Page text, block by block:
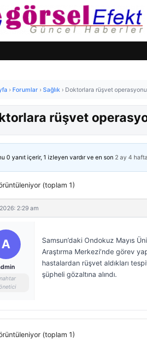
› Forumlar › Sağlık › Doktorlara rüşvet
rüşvet
0 yanıt içerir, 1 izleyen vardır ve en son 2 ay 4
(toplam 1)
2:29 am
A
Samsun’daki Ondokuz Mayıs
Araştırma Merkezi’nde görev
hastalardan rüşvet aldıkları
şüpheli gözaltına alındı.
(toplam 1)